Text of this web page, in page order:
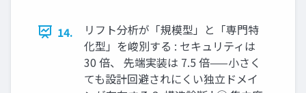
14.
リフト分析が「規模型」と「専門特
化型」を峻別する : セキュリティは
30 倍、 先端実装は 7.5 倍——小さく
ても設計回避されにくい独立ドメイ